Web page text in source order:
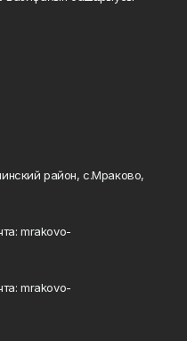
район, с.Мраково,
mrakovo-
mrakovo-